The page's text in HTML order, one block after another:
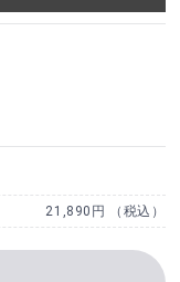
21,890円 （税込）